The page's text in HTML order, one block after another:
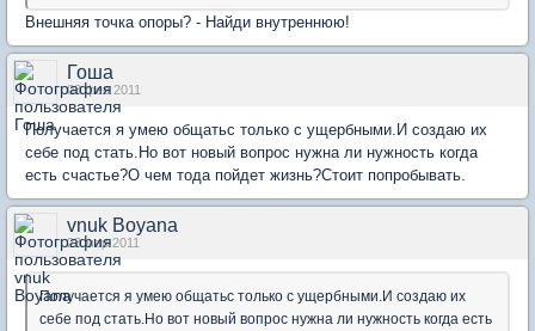
Внешняя точка опоры? - Найди внутреннюю!
Гоша
03 фев 2011
Получается я умею общатьс только с ущербными.И создаю их
себе под стать.Но вот новый вопрос нужна ли нужность когда
есть счастье?О чем тода пойдет жизнь?Стоит попробывать.
vnuk Boyana
23 мар 2011
Получается я умею общатьс только с ущербными.И создаю их
себе под стать.Но вот новый вопрос нужна ли нужность когда есть